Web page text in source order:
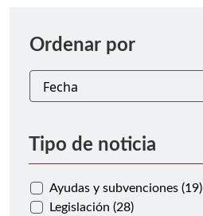
Ordenar por
Tipo de noticia
Ayudas y subvenciones (19)
Legislación (28)